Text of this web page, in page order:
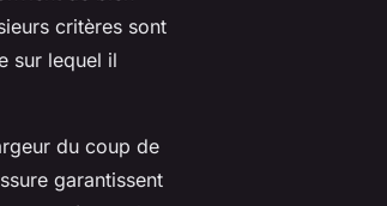
critères sont
sur lequel il
du coup de
garantissent